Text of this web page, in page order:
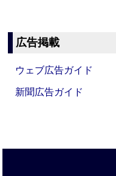
広告掲載
ウェブ広告ガイド
新聞広告ガイド